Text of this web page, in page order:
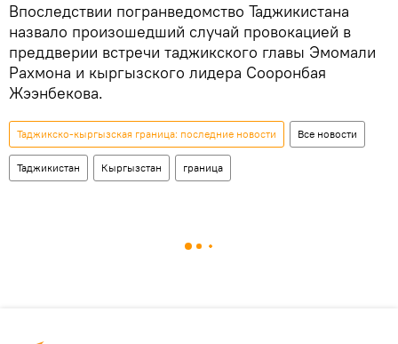
Впоследствии погранведомство Таджикистана
назвало произошедший случай провокацией в
преддверии встречи таджикского главы Эмомали
Рахмона и кыргызского лидера Сооронбая
Жээнбекова.
Таджикско-кыргызская граница: последние новости Все новости
Таджикистан Кыргызстан граница